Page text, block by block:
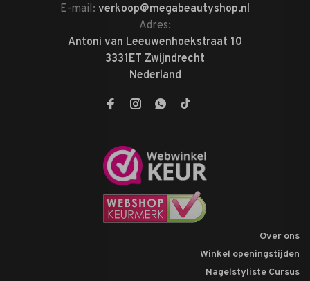
E-mail: verkoop@megabeautyshop.nl
Adres:
Antoni van Leeuwenhoekstraat 10
3331ET Zwijndrecht
Nederland
Over ons
Winkel openingstijden
Nagelstyliste Cursus